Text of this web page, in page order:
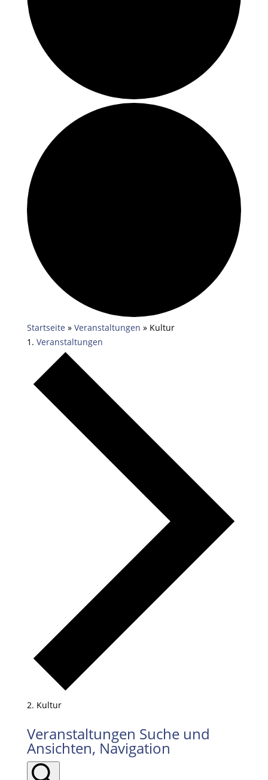
Startseite » Veranstaltungen » Kultur
Veranstaltungen
Kultur
Veranstaltungen Suche und
Ansichten, Navigation